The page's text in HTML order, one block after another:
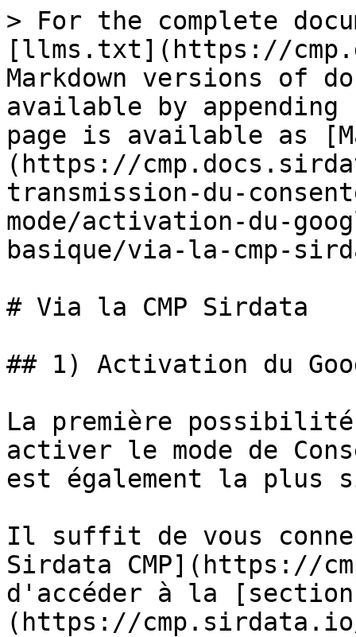
> For the complete
[llms.txt](https://
Markdown versions of
available by
page is available as
(https://
transmission-du-
mode/activation-du-
basique/via-la-cmp-
# Via la CMP Sirdata
## 1) Activation du
La première
activer le mode de
est également la plus
Il suffit de vous
Sirdata CMP](https://
d'accéder à la
(https://